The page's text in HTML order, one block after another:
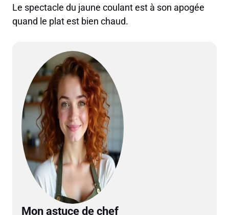
Le spectacle du jaune coulant est à son apogée
quand le plat est bien chaud.
Mon astuce de chef